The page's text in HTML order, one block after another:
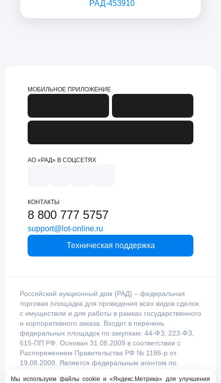
РАД-453910
МОБИЛЬНОЕ ПРИЛОЖЕНИЕ
АО «РАД» В СОЦСЕТЯХ
КОНТАКТЫ
8 800 777 5757
support@lot-online.ru
Техническая поддержка
Российский аукционный дом (РАД) – федеральная
торговая площадка для проведения всех видов сделок
с имуществом и для работы в рамках государственного
и корпоративного заказа. Входит в перечень
федеральных площадок по закупкам: 44-ФЗ, 223-ФЗ,
615-ПП РФ. Основан 31.08.2009 в соответствии с
Распоряжением Правительства РФ № 1186-р от
19.08.2009. Является федеральным агентом по
Мы используем файлы cookie и «Яндекс.Метрика» для улучшения